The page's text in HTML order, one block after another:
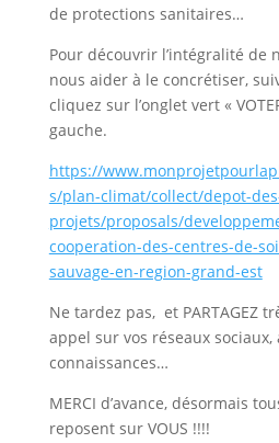
de protections sanitaires…
Pour découvrir l’intégralité de
nous aider à le concrétiser,
cliquez sur l’onglet vert «
gauche.
https://
s/plan-climat/collect/depot-
projets/proposals/
cooperation-des-centres-de-
sauvage-en-region-grand-est
Ne tardez pas, et PARTAGEZ
appel sur vos réseaux
connaissances…
MERCI d’avance, désormais
reposent sur VOUS !!!!